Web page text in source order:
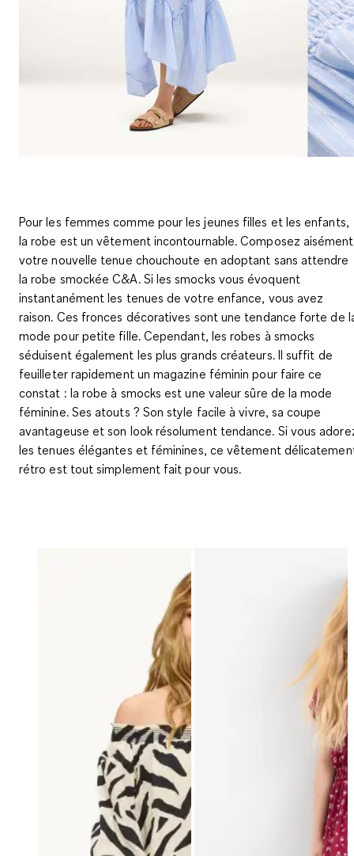
Pour les femmes comme pour les jeunes filles et les enfants,
la robe est un vêtement incontournable. Composez aisément
votre nouvelle tenue chouchoute en adoptant sans attendre
la robe smockée C&A. Si les smocks vous évoquent
instantanément les tenues de votre enfance, vous avez
raison. Ces fronces décoratives sont une tendance forte de
mode pour petite fille. Cependant, les robes à smocks
séduisent également les plus grands créateurs. Il suffit de
feuilleter rapidement un magazine féminin pour faire ce
constat : la robe à smocks est une valeur sûre de la mode
féminine. Ses atouts ? Son style facile à vivre, sa coupe
avantageuse et son look résolument tendance. Si vous
les tenues élégantes et féminines, ce vêtement
rétro est tout simplement fait pour vous.